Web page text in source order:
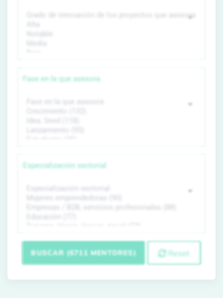
Fase en la que asesora
Especialización sectorial
BUSCAR (6711 MENTORES) Reset